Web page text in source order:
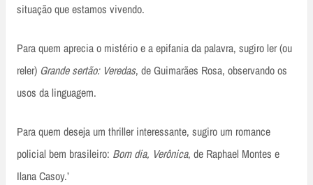
situação que estamos vivendo.
Para quem aprecia o mistério e a epifania da palavra, sugiro ler (ou
reler) Grande sertão: Veredas, de Guimarães Rosa, observando os
usos da linguagem.
Para quem deseja um thriller interessante, sugiro um romance
policial bem brasileiro: Bom dia, Verônica, de Raphael Montes e
Ilana Casoy.’